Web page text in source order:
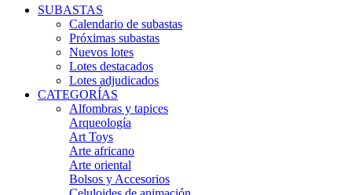
SUBASTAS
Calendario de subastas
Próximas subastas
Nuevos lotes
Lotes destacados
Lotes adjudicados
CATEGORÍAS
Alfombras y tapices
Arqueología
Art Toys
Arte africano
Arte oriental
Bolsos y Accesorios